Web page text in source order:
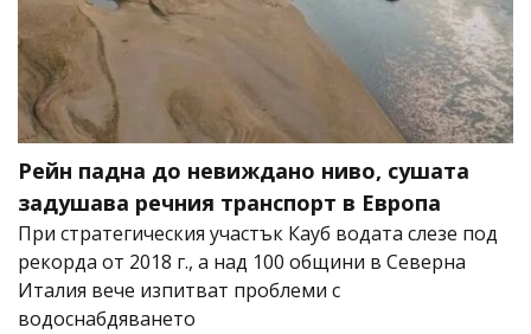
Рейн падна до невиждано ниво, сушата
задушава речния транспорт в Европа
При стратегическия участък Кауб водата слезе под
рекорда от 2018 г., а над 100 общини в Северна
Италия вече изпитват проблеми с
водоснабдяването